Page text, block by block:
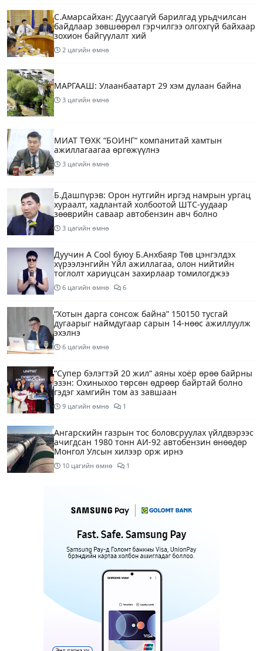
С.Амарсайхан: Дуусаагүй барилгад урьдчилсан
байдлаар зөвшөөрөл гэрчилгээ олгохгүй байхаар
зохион байгуулалт хий
2 цагийн өмнө
МАРГААШ: Улаанбаатарт 29 хэм дулаан байна
3 цагийн өмнө
МИАТ ТӨХК “БОИНГ“ компанитай хамтын
ажиллагаагаа өргөжүүлнэ
3 цагийн өмнө
Б.Дашпүрэв: Орон нутгийн иргэд намрын ургац
хураалт, хадлантай холбоотой ШТС-уудаар
зөөврийн саваар автобензин авч болно
3 цагийн өмнө
Дуучин A Cool буюу Б.Анхбаяр Төв цэнгэлдэх
хүрээлэнгийн Үйл ажиллагаа, олон нийтийн
тоглолт хариуцсан захирлаар томилогджээ
6 цагийн өмнө 6
“Хотын дарга сонсож байна” 150150 тусгай
дугаарыг наймдугаар сарын 14-нөөс ажиллуулж
эхэлнэ
6 цагийн өмнө
“Супер бэлэгтэй 20 жил“ аяны хоёр өрөө байрны
эзэн: Охиныхоо төрсөн өдрөөр байртай болно
гэдэг хамгийн том аз завшаан
9 цагийн өмнө 1
Ангарскийн газрын тос боловсруулах үйлдвэрээс
ачигдсан 1980 тонн АИ-92 автобензин өнөөдөр
Монгол Улсын хилээр орж ирнэ
10 цагийн өмнө 1
төрийн бодлогын хомсдол үүсээд байна
Нэгдүгээр хорооллын арын замыг өнөөдөр орой
23:00 цагаас түр хааж, борооны ус зайлуулах
шугамын хөндлөн сэтэлгээ хийнэ
Нэгдүгээр ангид элсэгчдийн бүртгэлийг энэ
сарын 17-ноос E-Mongolia системээр зохион
12 цагийн өмнө